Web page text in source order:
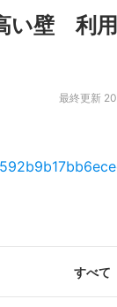
い壁 利
最終更新
すべて